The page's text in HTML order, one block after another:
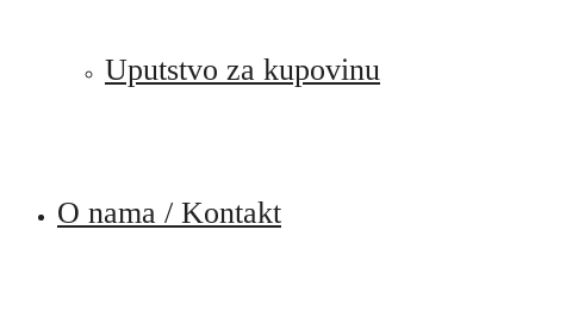
Uputstvo za kupovinu
O nama / Kontakt